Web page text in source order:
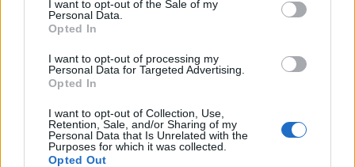
I want to opt-out of the Sale of my
Personal Data.
Opted In
I want to opt-out of processing my
Personal Data for Targeted Advertising.
Opted In
I want to opt-out of Collection, Use,
Retention, Sale, and/or Sharing of my
Personal Data that Is Unrelated with the
Purposes for which it was collected.
Opted Out